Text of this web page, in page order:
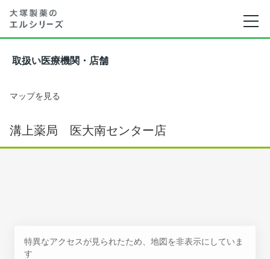
取扱い医療機関・店舗
マップを見る
溝上薬局 医大南センター店
特異なアクセスが見られたため、地図を非表示にしていま
す